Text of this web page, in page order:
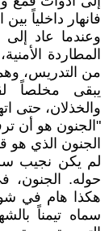
فانهار داخلياً
وعندما عاد
المطاردة
من التدريس،
يبقى مخلصاً
والخذلان، حتى
"الجنون هو أن
الجنون الذي هو
لم يكن نجيب
حوله.
هكذا هام في
سماه تيمناً